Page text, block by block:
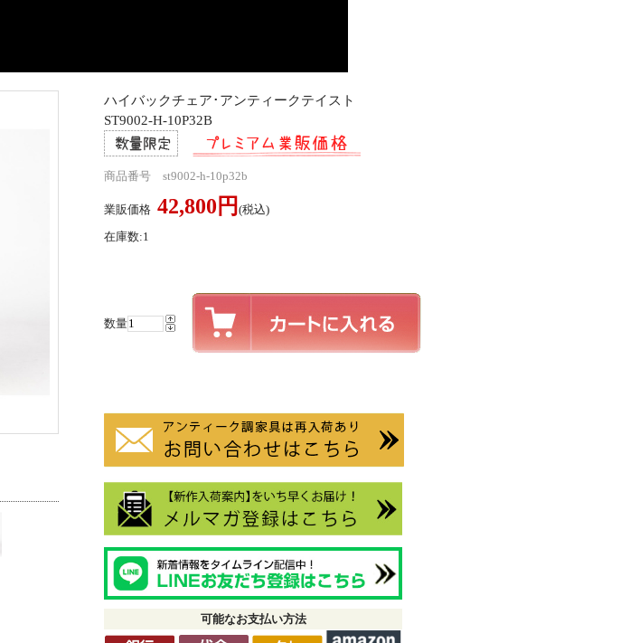
ハイバックチェア･アンティークテイスト
ST9002-H-10P32B
商品番号 st9002-h-10p32b
業販価格 42,800円 (税込)
在庫数:1
数量
可能なお支払い方法